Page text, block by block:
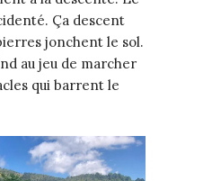
Ça descent
jonchent le sol.
au jeu de marcher
qui barrent le